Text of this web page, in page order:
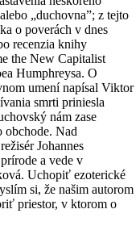
„duchovna”; z tejto
o poverách v dnes
recenzia knihy
the New Capitalist
Humphreysa. O
umení napísal Viktor
smrti priniesla
nám zase
obchode. Nad
Johannes
a vede v
Uchopiť ezoterické
si, že našim autorom
priestor, v ktorom o